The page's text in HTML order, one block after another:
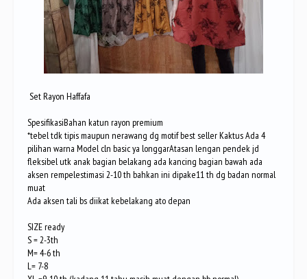
Set Rayon Haffafa
SpesifikasiBahan katun rayon premium
*tebel tdk tipis maupun nerawang dg motif best seller Kaktus Ada 4
pilihan warna Model cln basic ya longgarAtasan lengan pendek jd
fleksibel utk anak bagian belakang ada kancing bagian bawah ada
aksen rempelestimasi 2-10 th bahkan ini dipake11 th dg badan normal
muat
Ada aksen tali bs diikat kebelakang ato depan
SIZE ready
S = 2-3th
M= 4-6 th
L= 7-8